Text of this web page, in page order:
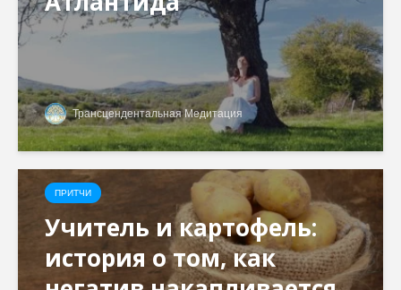
Трансцендентальная Медитация
ПРИТЧИ
Учитель и картофель:
история о том, как